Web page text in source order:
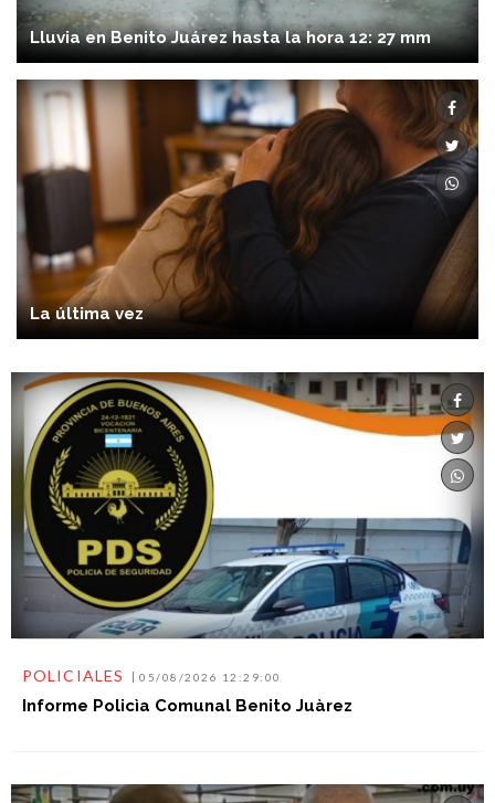
Lluvia en Benito Juárez hasta la hora 12: 27 mm
La última vez
POLICIALES 05/08/2026 12:29:00
Informe Policìa Comunal Benito Juàrez